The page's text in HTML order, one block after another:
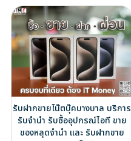
รับฝากขายโน๊ตบุ๊คบางบาล บริการ
รับจำนำ รับซื้ออุปกรณ์ไอที ขาย
ของหลุดจำนำ และ รับฝากขาย